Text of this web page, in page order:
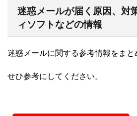
迷惑メールが届く原因、対
ィソフトなどの情報
迷惑メールに関する参考情報をまと
せひ参考にしてください。